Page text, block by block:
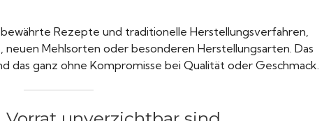
Rezepte und traditionelle Herstellungsverfahren,
Mehlsorten oder besonderen Herstellungsarten. Das
das ganz ohne Kompromisse bei Qualität oder Geschmack.